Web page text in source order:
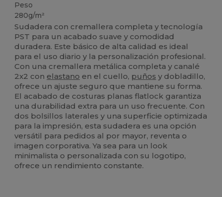
Peso
280g/m²
Sudadera con cremallera completa y tecnología
PST para un acabado suave y comodidad
duradera. Este básico de alta calidad es ideal
para el uso diario y la personalización profesional.
Con una cremallera metálica completa y canalé
2x2 con elastano en el cuello, puños y dobladillo,
ofrece un ajuste seguro que mantiene su forma.
El acabado de costuras planas flatlock garantiza
una durabilidad extra para un uso frecuente. Con
dos bolsillos laterales y una superficie optimizada
para la impresión, esta sudadera es una opción
versátil para pedidos al por mayor, reventa o
imagen corporativa. Ya sea para un look
minimalista o personalizada con su logotipo,
ofrece un rendimiento constante.